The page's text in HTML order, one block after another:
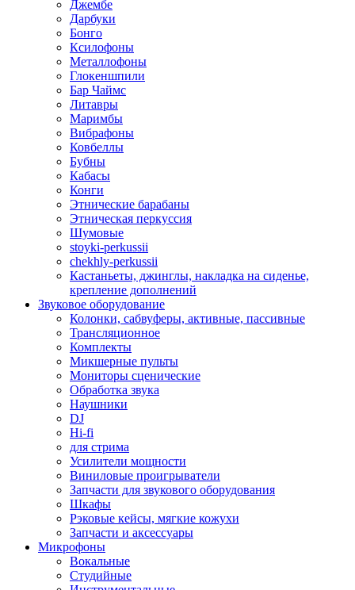
Джембе
Дарбуки
Бонго
Ксилофоны
Металлофоны
Глокеншпили
Бар Чаймс
Литавры
Маримбы
Вибрафоны
Ковбеллы
Бубны
Кабасы
Конги
Этнические барабаны
Этническая перкуссия
Шумовые
stoyki-perkussii
chekhly-perkussii
Кастаньеты, джинглы, накладка на сиденье,
крепление дополнений
Звуковое оборудование
Колонки, сабвуферы, активные, пассивные
Трансляционное
Комплекты
Микшерные пульты
Мониторы сценические
Обработка звука
Наушники
DJ
Hi-fi
для стрима
Усилители мощности
Виниловые проигрыватели
Запчасти для звукового оборудования
Шкафы
Рэковые кейсы, мягкие кожухи
Запчасти и аксессуары
Микрофоны
Вокальные
Студийные